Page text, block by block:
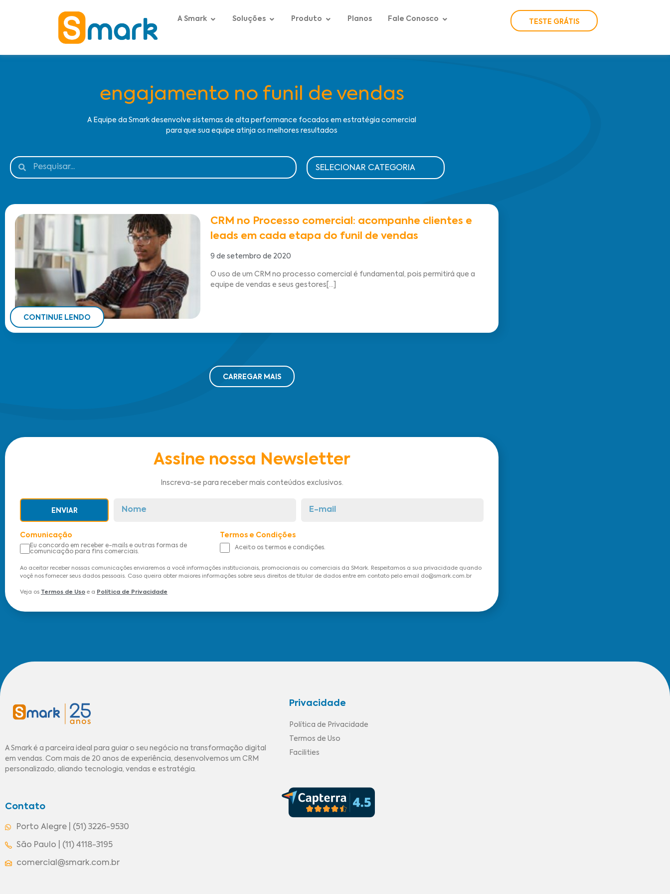
A Smark Soluções Produto Planos Fale Conosco TESTE GRÁTIS
engajamento no funil de vendas
A Equipe da Smark desenvolve sistemas de alta performance focados em estratégia comercial
para que sua equipe atinja os melhores resultados
CRM no Processo comercial: acompanhe clientes e
leads em cada etapa do funil de vendas
9 de setembro de 2020
O uso de um CRM no processo comercial é fundamental, pois permitirá que a
equipe de vendas e seus gestores[...]
CONTINUE LENDO
CARREGAR MAIS
Assine nossa Newsletter
Inscreva-se para receber mais conteúdos exclusivos.
Comunicação
Eu concordo em receber e-mails e outras formas de
comunicação para fins comerciais.
Termos e Condições
Aceito os termos e condições.
Ao aceitar receber nossas comunicações enviaremos a você informações institucionais, promocionais ou comerciais da SMark. Respeitamos a sua privacidade quando
voçê nos fornecer seus dados pessoais. Caso queira obter maiores informações sobre seus direitos de titular de dados entre em contato pelo email do@smark.com.br
Veja os Termos de Uso e a Política de Privacidade
ENVIAR
A Smark é a parceira ideal para guiar o seu negócio na transformação digital
em vendas. Com mais de 20 anos de experiência, desenvolvemos um CRM
personalizado, aliando tecnologia, vendas e estratégia.
Contato
Porto Alegre | (51) 3226-9530
São Paulo | (11) 4118-3195
comercial@smark.com.br
Privacidade
Política de Privacidade
Termos de Uso
Facilities